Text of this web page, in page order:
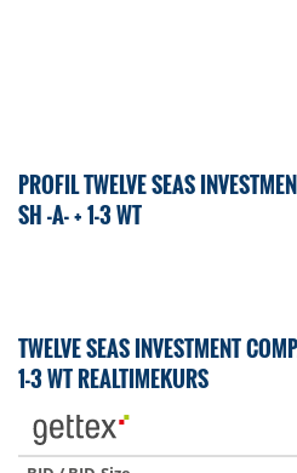
PROFIL TWELVE SEAS
SH -A- + 1-3 WT
TWELVE SEAS INVESTMENT
1-3 WT REALTIMEKURS